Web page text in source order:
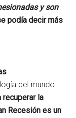
y son
podía decir más
del mundo
la
Recesión es un